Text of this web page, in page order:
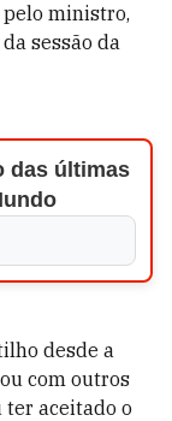
pelo ministro,
sessão da
das últimas
desde a
com outros
ter aceitado o